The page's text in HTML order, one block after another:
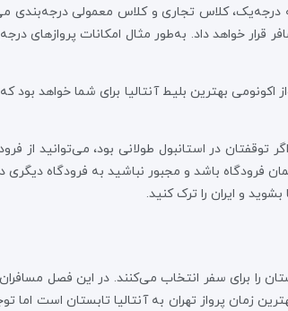
کلاس تجاری و کلاس معمولی درجه‌بندی
قرار خواهد داد. به‌طور مثال امکانات پروازهای
اکونومی بهترین بلیط آنتالیا برای شما خواهد
اگر توقفتان در استانبول طولانی بود، می‌توانید
فرودگاه باشد و مجبور نباشید به فرودگاه دیگری در
و ایران را ترک کنید.
را برای سفر انتخاب می‌کنند. در این فصل‌
زمان پرواز تهران به آنتالیا تابستان است اما